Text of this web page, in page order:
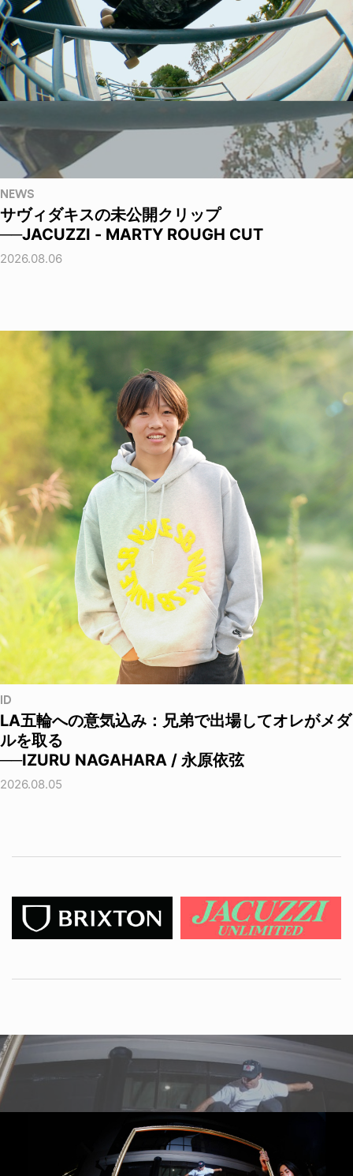
NEWS
サヴィダキスの未公開クリップ
──JACUZZI - MARTY ROUGH CUT
2026.08.06
ID
LA五輪への意気込み：兄弟で出場してオレがメダ
ルを取る
──IZURU NAGAHARA / 永原依弦
2026.08.05